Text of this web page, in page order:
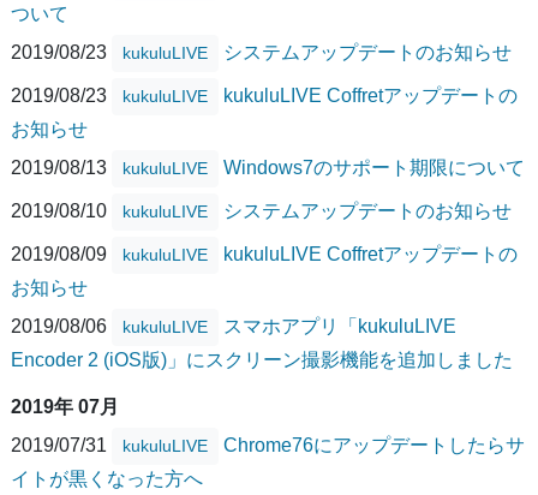
ついて
2019/08/23
kukuluLIVE システムアップデートのお知らせ
2019/08/23 kukuluLIVE
kukuluLIVE Coffretアップデートの
お知らせ
2019/08/13
kukuluLIVE Windows7のサポート期限について
2019/08/10 kukuluLIVE システムアップデートのお知らせ
2019/08/09 kukuluLIVE
kukuluLIVE Coffretアップデートの
お知らせ
2019/08/06
kukuluLIVE
スマホアプリ「kukuluLIVE
Encoder 2 (iOS版)」にスクリーン撮影機能を追加しました
2019年 07月
2019/07/31
kukuluLIVE
Chrome76にアップデートしたらサ
イトが黒くなった方へ